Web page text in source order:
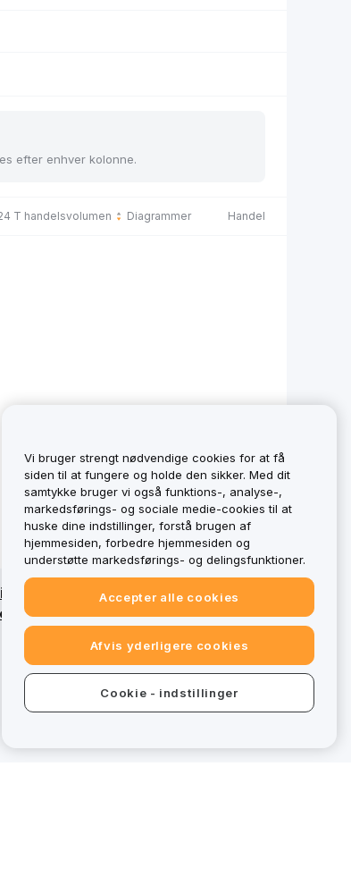
efter enhver kolonne.
T handelsvolumen Diagrammer Handel
Få en detaljeret oversigt ved at
tilbud på bybit.eu ikke omfattet af
Vi bruger strengt nødvendige cookies for at få
siden til at fungere og holde den sikker. Med dit
samtykke bruger vi også funktions-, analyse-,
markedsførings- og sociale medie-cookies til at
huske dine indstillinger, forstå brugen af
hjemmesiden, forbedre hjemmesiden og
understøtte markedsførings- og delingsfunktioner.
Accepter alle cookies
Afvis yderligere cookies
Cookie - indstillinger